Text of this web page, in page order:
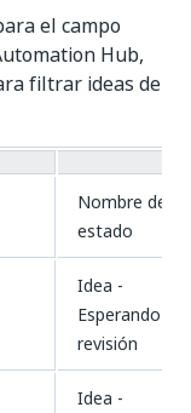
el campo
Hub,
filtrar ideas de
Nombre del
estado
Idea -
Esperando
revisión
Idea -